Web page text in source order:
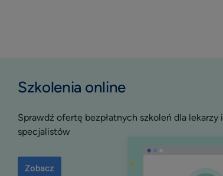
Szkolenia online
Sprawdź ofertę bezpłatnych szkoleń dla lekarzy i
specjalistów
Zobacz